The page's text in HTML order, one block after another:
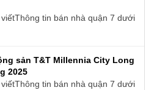
tin bán nhà quận 7 dưới
sản T&T Millennia City Long
2025
tin bán nhà quận 7 dưới